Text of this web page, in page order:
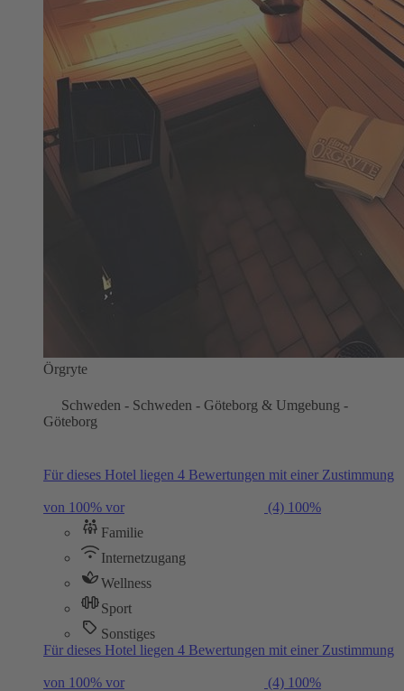
Örgryte
Schweden - Schweden - Göteborg & Umgebung -
Göteborg
Für dieses Hotel liegen 4 Bewertungen mit einer Zustimmung
von 100% vor (4) 100%
Familie
Internetzugang
Wellness
Sport
Sonstiges
Für dieses Hotel liegen 4 Bewertungen mit einer Zustimmung
von 100% vor (4) 100%